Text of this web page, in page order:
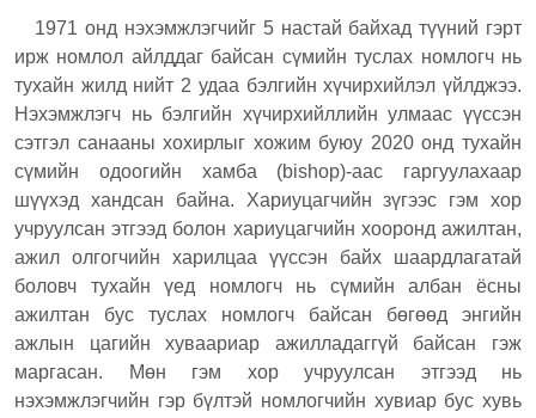
1971 онд нэхэмжлэгчийг 5 настай байхад түүний гэрт
ирж номлол айлддаг байсан сүмийн туслах номлогч нь
тухайн жилд нийт 2 удаа бэлгийн хүчирхийлэл үйлджээ.
Нэхэмжлэгч нь бэлгийн хүчирхийллийн улмаас үүссэн
сэтгэл санааны хохирлыг хожим буюу 2020 онд тухайн
сүмийн одоогийн хамба (bishop)-аас
гаргуулахаар
шүүхэд хандсан байна. Хариуцагчийн зүгээс гэм хор
учруулсан этгээд болон хариуцагчийн хооронд ажилтан,
ажил олгогчийн харилцаа үүссэн байх шаардлагатай
боловч тухайн үед номлогч нь сүмийн албан ёсны
ажилтан бус туслах номлогч байсан бөгөөд энгийн
ажлын цагийн хуваариар ажилладаггүй байсан гэж
маргасан. Мөн гэм хор учруулсан этгээд нь
нэхэмжлэгчийн гэр бүлтэй номлогчийн хувиар бус хувь